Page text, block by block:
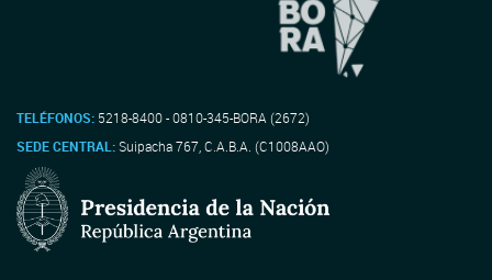
TELÉFONOS: 5218-8400 - 0810-345-BORA (2672)
SEDE CENTRAL:Suipacha 767, C.A.B.A. (C1008AAO)